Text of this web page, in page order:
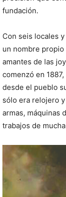
fundación.
Con seis locales
un nombre
amantes de las
comenzó en
desde el pueblo
sólo era relojero
armas, máquinas
trabajos de